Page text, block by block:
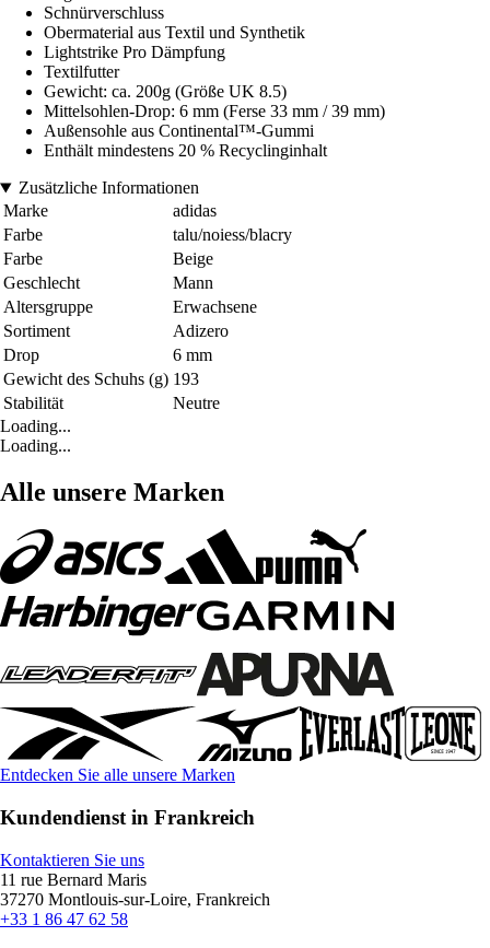
Schnürverschluss
Obermaterial aus Textil und Synthetik
Lightstrike Pro Dämpfung
Textilfutter
Gewicht: ca. 200g (Größe UK 8.5)
Mittelsohlen-Drop: 6 mm (Ferse 33 mm / 39 mm)
Außensohle aus Continental™-Gummi
Enthält mindestens 20 % Recyclinginhalt
Zusätzliche Informationen
Marke
adidas
Farbe
talu/noiess/blacry
Farbe
Beige
Geschlecht
Mann
Altersgruppe
Erwachsene
Sortiment
Adizero
Drop
6 mm
Gewicht des Schuhs (g) 193
Stabilität
Neutre
Loading...
Loading...
Alle unsere Marken
Entdecken Sie alle unsere Marken
Kundendienst in Frankreich
Kontaktieren Sie uns
11 rue Bernard Maris
37270 Montlouis-sur-Loire, Frankreich
+33 1 86 47 62 58